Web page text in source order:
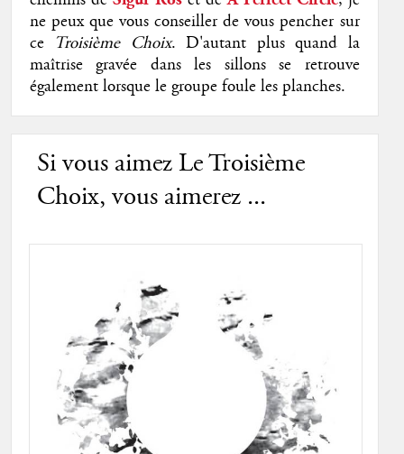
ne peux que vous conseiller de vous pencher sur
ce Troisième Choix. D'autant plus quand la
maîtrise gravée dans les sillons se retrouve
également lorsque le groupe foule les planches.
Si vous aimez Le Troisième
Choix, vous aimerez ...